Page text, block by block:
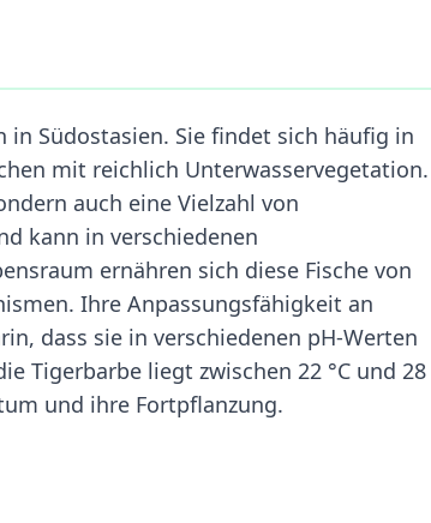
in Südostasien. Sie findet sich häufig in
mit reichlich Unterwasservegetation.
auch eine Vielzahl von
kann in verschiedenen
ernähren sich diese Fische von
Ihre Anpassungsfähigkeit an
dass sie in verschiedenen pH-Werten
Tigerbarbe liegt zwischen 22 °C und 28
und ihre Fortpflanzung.